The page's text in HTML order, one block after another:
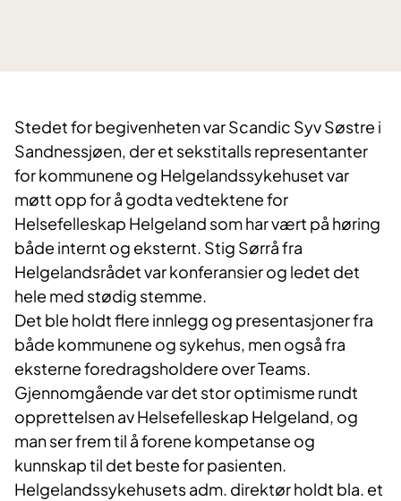
Stedet for begivenheten var Scandic Syv Søstre i
Sandnessjøen, der et sekstitalls representanter
for kommunene og Helgelandssykehuset var
møtt opp for å godta vedtektene for
Helsefelleskap Helgeland som har vært på høring
både internt og eksternt. Stig Sørrå fra
Helgelandsrådet var konferansier og ledet det
hele med stødig stemme.
Det ble holdt flere innlegg og presentasjoner fra
både kommunene og sykehus, men også fra
eksterne foredragsholdere over Teams.
Gjennomgående var det stor optimisme rundt
opprettelsen av Helsefelleskap Helgeland, og
man ser frem til å forene kompetanse og
kunnskap til det beste for pasienten.
Helgelandssykehusets adm. direktør holdt bla. et